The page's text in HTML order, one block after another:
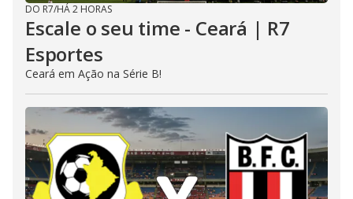
DO R7/HÁ 2 HORAS
Escale o seu time - Ceará | R7
Esportes
Ceará em Ação na Série B!